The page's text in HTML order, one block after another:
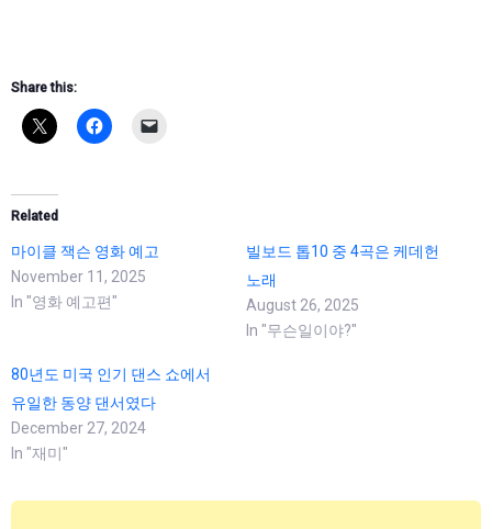
Share this:
Related
마이클 잭슨 영화 예고
November 11, 2025
In "영화 예고편"
빌보드 톱10 중 4곡은 케데헌
노래
August 26, 2025
In "무슨일이야?"
80년도 미국 인기 댄스 쇼에서
유일한 동양 댄서였다
December 27, 2024
In "재미"